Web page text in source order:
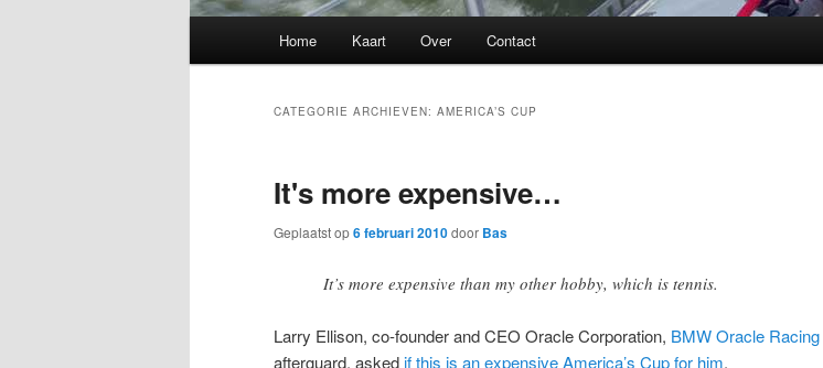
Home Kaart Over Contact
CATEGORIE ARCHIEVEN: AMERICA’S CUP
It's more expensive…
Geplaatst op6 februari 2010door Bas
It’s more expensive than my other hobby, which is tennis.
Larry Ellison, co-founder and CEO Oracle Corporation, BMW Oracle Racing
afterguard, askedif this is an expensive America’s Cup for him.